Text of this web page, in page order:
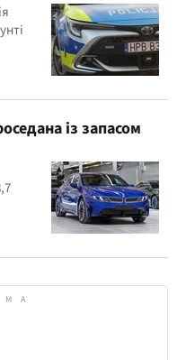
із запасом